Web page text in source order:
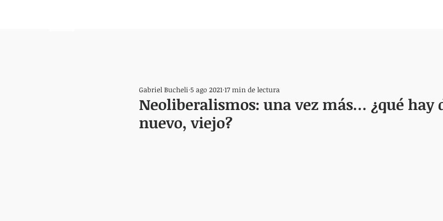
Neoliberalismos: una vez más… ¿qué hay
nuevo, viejo?
Gabriel Bucheli 5 ago 2021 17 min de lectura